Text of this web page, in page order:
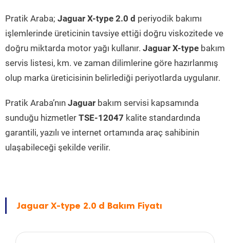
Pratik Araba; Jaguar X-type 2.0 d periyodik bakımı
işlemlerinde üreticinin tavsiye ettiği doğru viskozitede ve
doğru miktarda motor yağı kullanır. Jaguar X-type bakım
servis listesi, km. ve zaman dilimlerine göre hazırlanmış
olup marka üreticisinin belirlediği periyotlarda uygulanır.
Pratik Araba’nın Jaguar bakım servisi kapsamında
sunduğu hizmetler TSE-12047 kalite standardında
garantili, yazılı ve internet ortamında araç sahibinin
ulaşabileceği şekilde verilir.
Jaguar X-type 2.0 d Bakım Fiyatı